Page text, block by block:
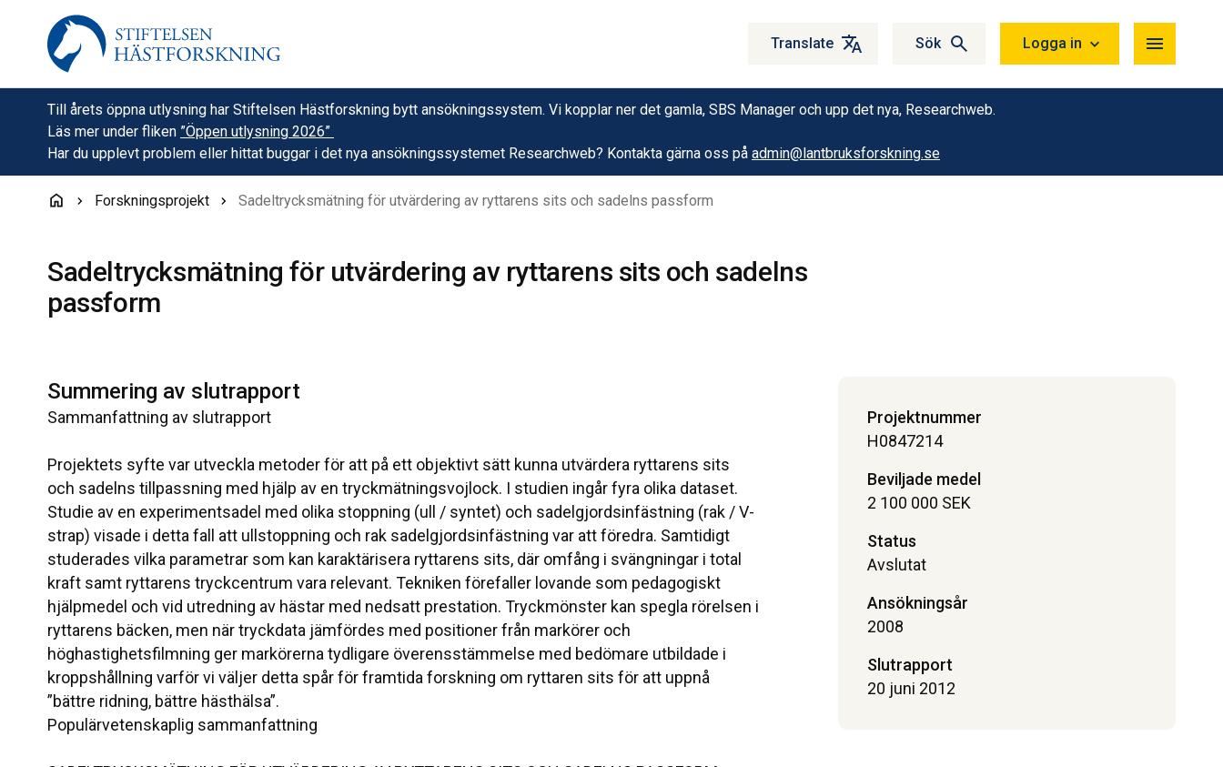
Translate
Sök Logga in
Till årets öppna utlysning har Stiftelsen Hästforskning bytt ansökningssystem. Vi kopplar ner det gamla, SBS Manager och upp det nya, Researchweb.
Läs mer under fliken ”Öppen utlysning 2026”
Har du upplevt problem eller hittat buggar i det nya ansökningssystemet Researchweb? Kontakta gärna oss på admin@lantbruksforskning.se
Forskningsprojekt Sadeltrycksmätning för utvärdering av ryttarens sits och sadelns passform
Sadeltrycksmätning för utvärdering av ryttarens sits och sadelns
passform
Summering av slutrapport
Sammanfattning av slutrapport
Projektets syfte var utveckla metoder för att på ett objektivt sätt kunna utvärdera ryttarens sits
och sadelns tillpassning med hjälp av en tryckmätningsvojlock. I studien ingår fyra olika dataset.
Studie av en experimentsadel med olika stoppning (ull / syntet) och sadelgjordsinfästning (rak / V-
strap) visade i detta fall att ullstoppning och rak sadelgjordsinfästning var att föredra. Samtidigt
studerades vilka parametrar som kan karaktärisera ryttarens sits, där omfång i svängningar i total
kraft samt ryttarens tryckcentrum vara relevant. Tekniken förefaller lovande som pedagogiskt
hjälpmedel och vid utredning av hästar med nedsatt prestation. Tryckmönster kan spegla rörelsen i
ryttarens bäcken, men när tryckdata jämfördes med positioner från markörer och
höghastighetsfilmning ger markörerna tydligare överensstämmelse med bedömare utbildade i
kroppshållning varför vi väljer detta spår för framtida forskning om ryttaren sits för att uppnå
”bättre ridning, bättre hästhälsa”.
Populärvetenskaplig sammanfattning
Projektnummer
H0847214
Beviljade medel
2 100 000 SEK
Status
Avslutat
Ansökningsår
2008
Slutrapport
20 juni 2012